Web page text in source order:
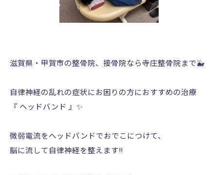
滋賀県・甲賀市の整骨院、接骨院なら寺庄整骨院まで🐳
自律神経の乱れの症状にお困りの方におすすめの治療
『 ヘッドバンド 』✨
微弱電流をヘッドバンドでおでこにつけて、
脳に流して自律神経を整えます‼️